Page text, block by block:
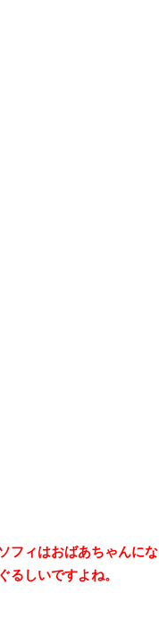
フィはおばあちゃんにな
るしいですよね。